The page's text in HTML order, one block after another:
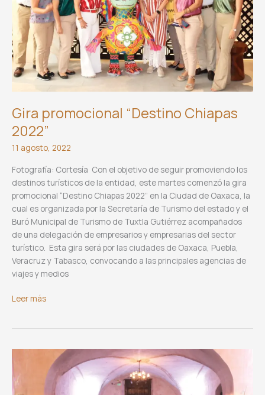
Gira promocional “Destino Chiapas
2022”
11 agosto, 2022
Fotografía: Cortesía Con el objetivo de seguir promoviendo los
destinos turísticos de la entidad, este martes comenzó la gira
promocional “Destino Chiapas 2022” en la Ciudad de Oaxaca, la
cual es organizada por la Secretaría de Turismo del estado y el
Buró Municipal de Turismo de Tuxtla Gutiérrez acompañados
de una delegación de empresarios y empresarias del sector
turístico. Esta gira será por las ciudades de Oaxaca, Puebla,
Veracruz y Tabasco, convocando a las principales agencias de
viajes y medios
Gira
2022”
Leer más